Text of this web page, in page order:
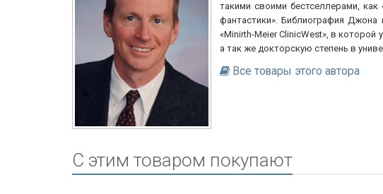
такими своими бестселлерами,
фантастики». Библиография
«Minirth-Meier ClinicWest», в
а так же докторскую степень в
Все товары этого автора
C этим товаром покупают